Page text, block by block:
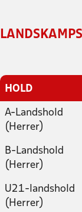
HOLD
A-Landshold
(Herrer)
B-Landshold
(Herrer)
U21-landshold
(Herrer)